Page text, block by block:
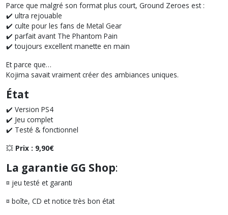
Parce que malgré son format plus court, Ground Zeroes est :
✔️ ultra rejouable
✔️ culte pour les fans de Metal Gear
✔️ parfait avant The Phantom Pain
✔️ toujours excellent manette en main
Et parce que…
Kojima savait vraiment créer des ambiances uniques.
État
✔️ Version PS4
✔️ Jeu complet
✔️ Testé & fonctionnel
💥 Prix : 9,90€
La garantie GG Shop:
¤ jeu testé et garanti
¤ boîte, CD et notice très bon état